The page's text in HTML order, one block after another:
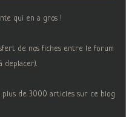
qui en a gros !
de nos fiches entre le forum
deplacer).
de 3000 articles sur ce blog